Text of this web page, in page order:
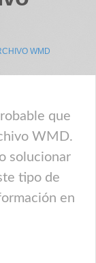
WMD
que
WMD.
solucionar
tipo de
en